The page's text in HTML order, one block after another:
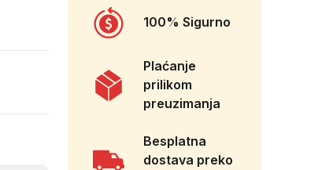
100% Sigurno
Plaćanje
prilikom
preuzimanja
Besplatna
dostava preko